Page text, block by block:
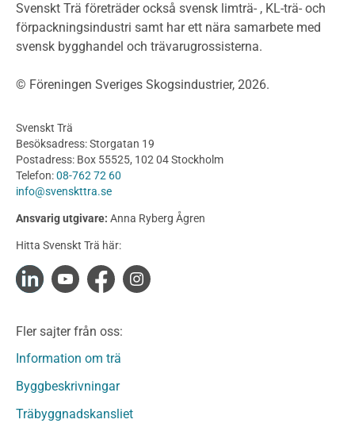
Byggsystem
Fasadsystem i skivmaterial
Bullerskärmar och andra utomhuskonstruktioner
Byggnation och utförande
Utförande
Produkter
Konstruktionsvirke
Konstruktionsvirke Behandlat
Konstruktionsvirke Fingerskarvat
Konstruktionsvirke Fingerskarvat Obehandlat
Limträ
Fanerträ
Fanerträ Obehandlat
Träpanel och Utvändig beklädnad Behandlat
Träpanel och utvändig beklädnad Obehandlat
Svenskt Trä företräder också svensk limträ- , KL-trä- och
förpackningsindustri samt har ett nära samarbete med
svensk bygghandel och trävarugrossisterna.
© Föreningen Sveriges Skogsindustrier, 2026.
Svenskt Trä
Besöksadress: Storgatan 19
Postadress: Box 55525, 102 04 Stockholm
Telefon:08-762 72 60
info@svenskttra.se
Ansvarig utgivare: Anna Ryberg Ågren
Hitta Svenskt Trä här:
Fler sajter från oss:
Information om trä
Byggbeskrivningar
Träbyggnadskansliet